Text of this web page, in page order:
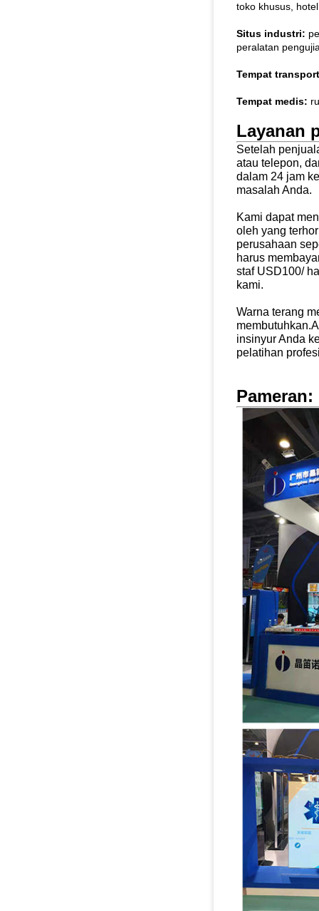
toko khusus,
Situs industri:
peralatan
Tempat
Tempat medis:
Layanan
Setelah
atau telepon,
dalam 24 jam
masalah Anda.
Kami dapat
oleh yang
perusahaan
harus
staf USD100/
kami.
Warna terang
insinyur Anda
pelatihan
Pameran: